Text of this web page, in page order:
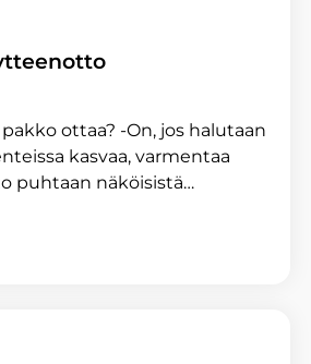
ottaa? -On, jos halutaan
kasvaa, varmentaa
puhtaan näköisistä…